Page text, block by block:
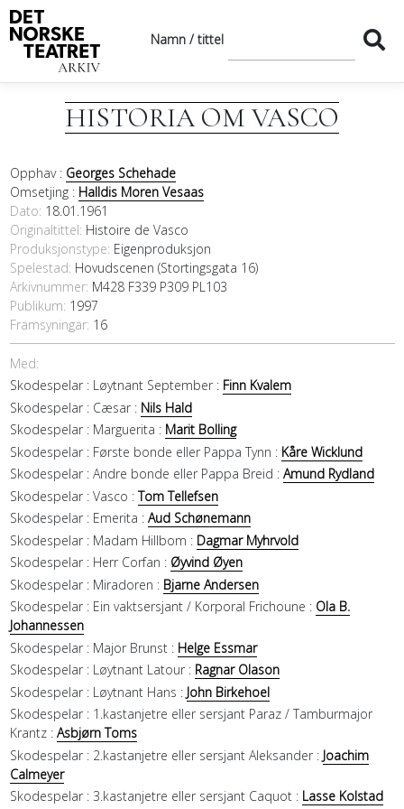
Namn / tittel
HISTORIA OM VASCO
Opphav : Georges Schehade
Omsetjing : Halldis Moren Vesaas
Dato 18.01.1961
Originaltittel Histoire de Vasco
Produksjonstype: Eigenproduksjon
Spelestad: Hovudscenen (Stortingsgata 16)
Arkivnummer: M428 F339 P309 PL103
Publikum: 1997
Framsyningar: 16
Med:
Skodespelar : Løytnant September : Finn Kvalem
Skodespelar : Cæsar : Nils Hald
Skodespelar : Marguerita : Marit Bolling
Skodespelar : Første bonde eller Pappa Tynn : Kåre Wicklund
Skodespelar : Andre bonde eller Pappa Breid : Amund Rydland
Skodespelar : Vasco :Tom Tellefsen
Skodespelar : Emerita : Aud Schønemann
Skodespelar : Madam Hillbom : Dagmar Myhrvold
Skodespelar : Herr Corfan : Øyvind Øyen
Skodespelar : Miradoren : Bjarne Andersen
Skodespelar : Ein vaktsersjant / Korporal Frichoune : Ola B.
Johannessen
Skodespelar : Major Brunst : Helge Essmar
Skodespelar : Løytnant Latour : Ragnar Olason
Skodespelar : Løytnant Hans : John Birkehoel
Skodespelar : 1.kastanjetre eller sersjant Paraz / Tamburmajor
Krantz : Asbjørn Toms
Skodespelar : 2.kastanjetre eller sersjant Aleksander : Joachim
Calmeyer
Skodespelar : 3.kastanjetre eller sersjant Caquot : Lasse Kolstad